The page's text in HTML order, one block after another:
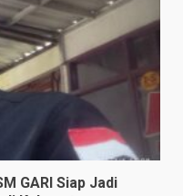
GARI Siap Jadi